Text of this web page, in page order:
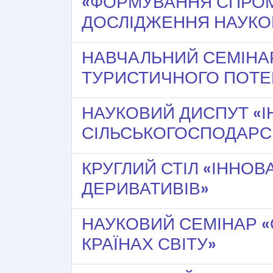
ДОСЛІДЖЕННЯ
НАВЧАЛЬНИЙ
ТУРИСТИЧНОГО
НАУКОВИЙ ДИСПУТ
КРУГЛИЙ СТІЛ
ДЕРИВАТИВІВ»
НАУКОВИЙ СЕМІНАР
КРАЇНАХ СВІТУ»